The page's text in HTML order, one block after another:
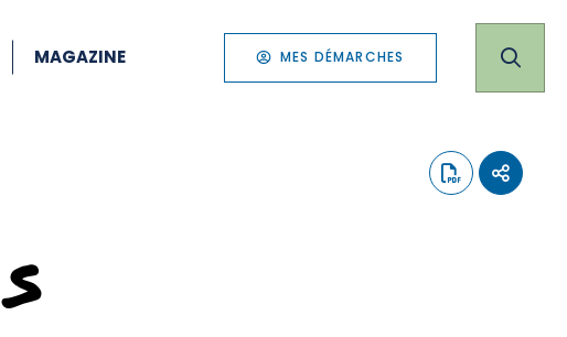
MAGAZINE MES DÉMARCHES